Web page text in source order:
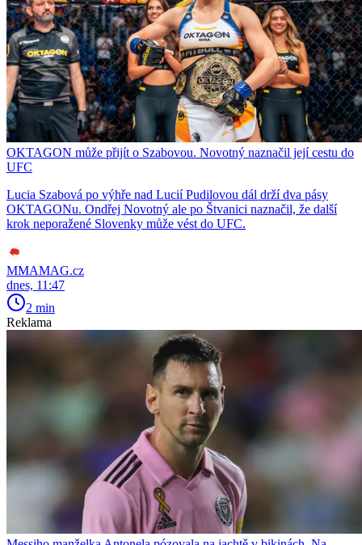
OKTAGON může přijít o Szabovou. Novotný naznačil její cestu do
UFC
Lucia Szabová po výhře nad Lucií Pudilovou dál drží dva pásy
OKTAGONu. Ondřej Novotný ale po Štvanici naznačil, že další
krok neporažené Slovenky může vést do UFC.
MMAMAG.cz
dnes, 11:47
2 min
Reklama